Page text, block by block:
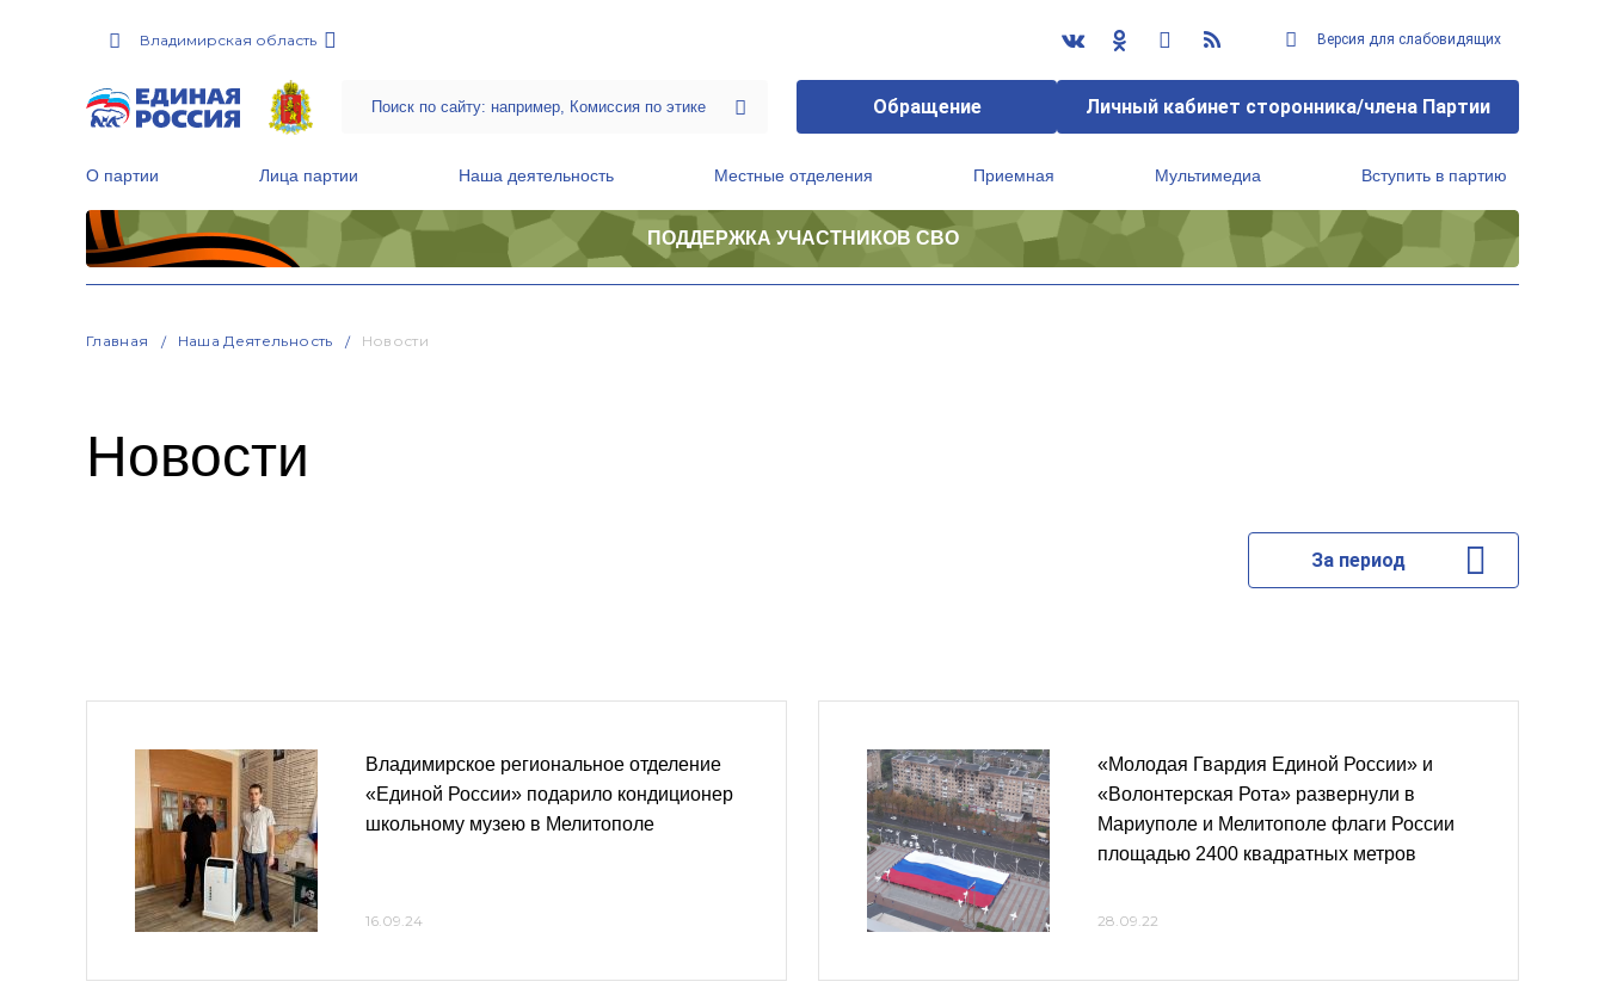
Владимирская область Версия для слабовидящих
Обращение Личный кабинет сторонника/члена Партии
О партии Лица партии Наша деятельность Местные отделения Приемная Мультимедиа Вступить в партию
ПОДДЕРЖКА УЧАСТНИКОВ СВО
Главная Наша Деятельность Новости
Новости
За период
Владимирское региональное отделение
«Единой России» подарило кондиционер
школьному музею в Мелитополе
16.09.24
«Молодая Гвардия Единой России» и
«Волонтерская Рота» развернули в
Мариуполе и Мелитополе флаги России
площадью 2400 квадратных метров
28.09.22